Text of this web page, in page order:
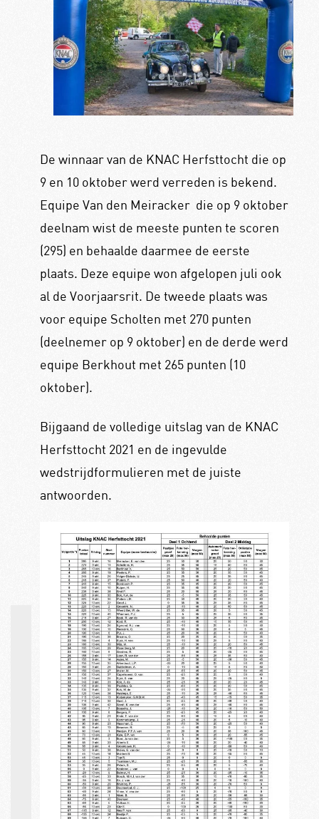
De winnaar van de KNAC Herfsttocht die op
9 en 10 oktober werd verreden is bekend.
Equipe Van den Meiracker die op 9 oktober
deelnam wist de meeste punten te scoren
(295) en behaalde daarmee de eerste
plaats. Deze equipe won afgelopen juli ook
al de Voorjaarsrit. De tweede plaats was
voor equipe Scholten met 270 punten
(deelnemer op 9 oktober) en de derde werd
equipe Berkhout met 265 punten (10
oktober).
Bijgaand de volledige uitslag van de KNAC
Herfsttocht 2021 en de ingevulde
wedstrijdformulieren met de juiste
antwoorden.